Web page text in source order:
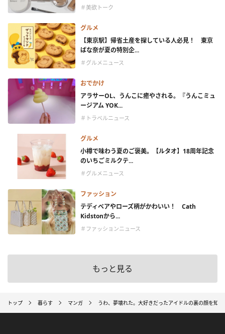
＃美欲トーク
グルメ
【東京駅】帰省土産を探している人必見！ 東京
ばな奈が夏の特別企...
＃グルメニュース
おでかけ
アラサーOL、うんこに癒やされる。『うんこミュ
ージアム YOK...
＃トラベルニュース
グルメ
小樽で味わう夏のご褒美。【ルタオ】18周年記念
のいちごミルクテ...
＃グルメニュース
ファッション
テディベアやローズ柄がかわいい！ Cath
Kidstonから...
＃ファッションニュース
もっと見る
トップ 暮らす マンガ うわ、夢壊れた。大好きだったアイドルの裏の顔を知